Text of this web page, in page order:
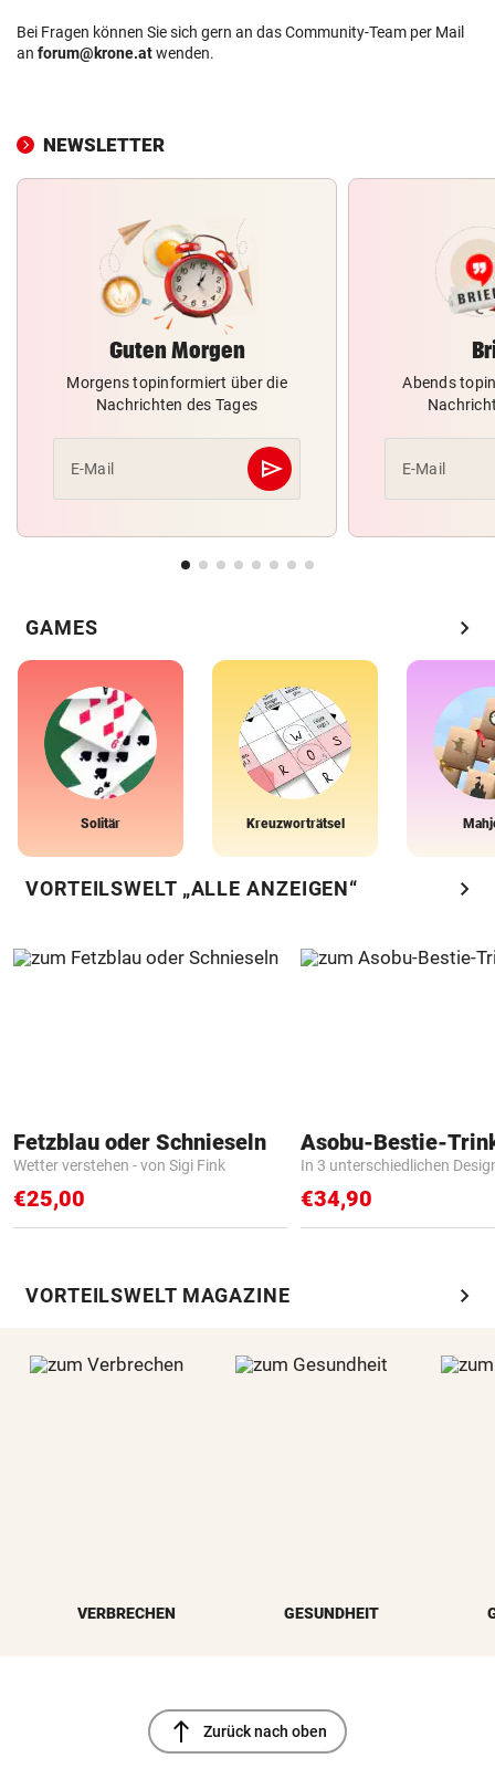
Bei Fragen können Sie sich gern an das Community-Team per Mail
an forum@krone.atwenden.
NEWSLETTER
Guten Morgen
Morgens topinformiert über die
Nachrichten des Tages
E-Mail send
Abschicken
Abends
E-Mail
GAMES chevron_right
Solitär Kreuzworträtsel
VORTEILSWELT „ALLE ANZEIGEN“ chevron_right
Fetzblau oder Schnieseln
Wetter verstehen - von Sigi Fink
€25,00
Asobu-Bestie-
In 3 unterschiedlichen
€34,90
VORTEILSWELT MAGAZINE chevron_right
VERBRECHEN GESUNDHEIT
north Zurück nach oben